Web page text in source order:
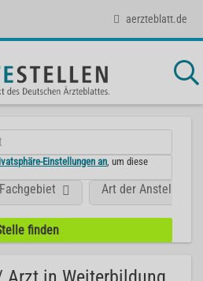
aerzteblatt.de
Einstellungen an , um diese
Fachgebiet Art der Anstellung